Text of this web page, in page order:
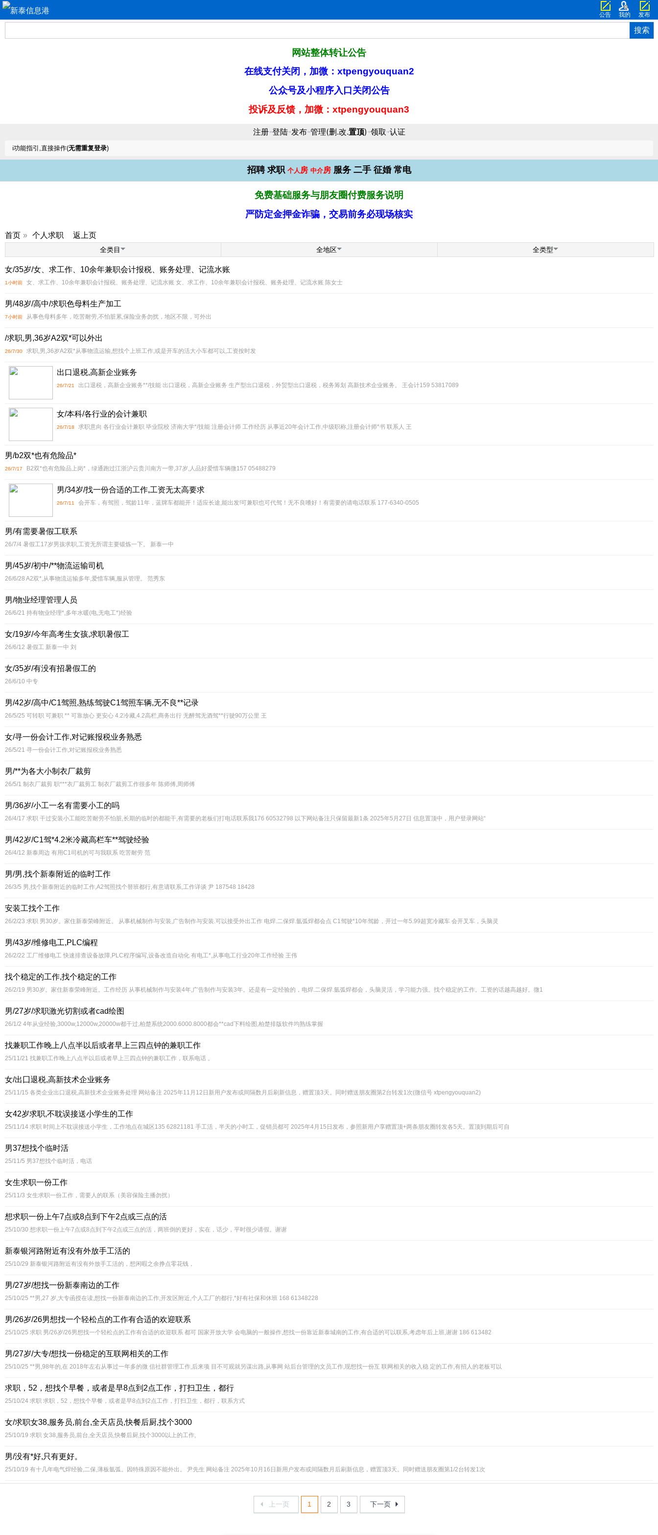
公告 我的 发布
搜索
网站整体转让公告
在线支付关闭，加微：xtpengyouquan2
公众号及小程序入口关闭公告
投诉及反馈，加微：xtpengyouquan3
注册➜登陆➜ 发布➜管理(删.改.置顶) ➜领取 ➜认证
ℹ️功能指引,直接操作(无需重复登录)
招聘 求职 个人 房 中介房 服务 二手 征婚 常电
免费基础服务与朋友圈付费服务说明
严防定金押金诈骗，交易前务必现场核实
首页 » 个人求职 返上页
全类目 全地区 全类型
女/35岁/女、求工作、10余年兼职会计报税、账务处理、记流水账
1小时前 女、求工作、10余年兼职会计报税、账务处理、记流水账 女、求工作、10余年兼职会计报税、账务处理、记流水账 陈女士
男/48岁/高中/求职色母料生产加工
7小时前 从事色母料多年，吃苦耐劳,不怕脏累,保险业务勿扰，地区不限，可外出
/求职,男,36岁A2双*可以外出
26/7/30 求职,男,36岁A2双*从事物流运输,想找个上班工作,或是开车的活大小车都可以,工资按时发
出口退税,高新企业账务
26/7/21 出口退税，高新企业账务**/技能 出口退税，高新企业账务 生产型出口退税，外贸型出口退税，税务筹划 高新技术企业账务。 王会计159 53817089
女/本科/各行业的会计兼职
26/7/18 求职意向 各行业会计兼职 毕业院校 济南大学*/技能 注册会计师 工作经历 从事近20年会计工作,中级职称,注册会计师*书 联系人 王
男/b2双*也有危险品*
26/7/17 B2双*也有危险品上岗*，绿通跑过江浙沪云贵川南方一带,37岁,人品好爱惜车辆微157 05488279
男/34岁/找一份合适的工作,工资无太高要求
26/7/11 会开车，有驾照，驾龄11年，蓝牌车都能开！适应长途,能出发!可兼职也可代驾！无不良嗜好！有需要的请电话联系 177-6340-0505
男/有需要暑假工联系
26/7/4 暑假工17岁男孩求职,工资无所谓主要锻炼一下。 新泰一中
男/45岁/初中/**物流运输司机
26/6/28 A2双*,从事物流运输多年,爱惜车辆,服从管理。 范秀东
男/物业经理管理人员
26/6/21 持有物业经理*,多年水暖(电,无电工*)经验
女/19岁/今年高考生女孩,求职暑假工
26/6/12 暑假工 新泰一中 刘
女/35岁/有没有招暑假工的
26/6/10 中专
男/42岁/高中/C1驾照,熟练驾驶C1驾照车辆,无不良**记录
26/5/25 可转职 可兼职 ** 可靠放心 更安心 4.2冷藏,4.2高栏,商务出行 无醉驾无酒驾**行驶90万公里 王
女/寻一份会计工作,对记账报税业务熟悉
26/5/21 寻一份会计工作,对记账报税业务熟悉
男/**为各大小制衣厂裁剪
26/5/1 制衣厂裁剪 职***衣厂裁剪工 制衣厂裁剪工作很多年 陈师傅,周师傅
男/36岁/小工一名有需要小工的吗
26/4/17 求职 干过安装小工能吃苦耐劳不怕脏,长期的临时的都能干,有需要的老板们打电话联系我176 60532798 以下网站备注只保留最新1条 2025年5月27日 信息置顶中，用户登录网站“
男/42岁/C1驾*4.2米冷藏高栏车**驾驶经验
26/4/12 新泰周边 有用C1司机的可与我联系 吃苦耐劳 范
男/男,找个新泰附近的临时工作
26/3/5 男,找个新泰附近的临时工作,A2驾照找个替班都行,有意请联系,工作详谈 尹 187548 18428
安装工找个工作
26/2/23 求职 男30岁。家住新泰荣峰附近。 从事机械制作与安装,广告制作与安装.可以接受外出工作 电焊.二保焊.氩弧焊都会点 C1驾驶*10年驾龄，开过一年5.99超宽冷藏车 会开叉车，头脑灵
男/43岁/维修电工,PLC编程
26/2/22 工厂维修电工 快速排查设备故障,PLC程序编写,设备改造自动化 有电工*,从事电工行业20年工作经验 王伟
找个稳定的工作,找个稳定的工作
26/2/19 男30岁。家住新泰荣峰附近。工作经历 从事机械制作与安装4年,广告制作与安装3年。还是有一定经验的，电焊.二保焊.氩弧焊都会，头脑灵活，学习能力强。找个稳定的工作。工资的话越高越好。微1
男/27岁/求职激光切割或者cad绘图
26/1/2 4年从业经验,3000w,12000w,20000w都干过,柏楚系统2000.6000.8000都会**cad下料绘图,柏楚排版软件均熟练掌握
找兼职工作晚上八点半以后或者早上三四点钟的兼职工作
25/11/21 找兼职工作晚上八点半以后或者早上三四点钟的兼职工作，联系电话 。
女/出囗退税,高新技术企业账务
25/11/15 各类企业出口退税,高新技术企业账务处理 网站备注 2025年11月12日新用户发布或间隔数月后刷新信息，赠置顶3天。同时赠送朋友圈第2台转发1次(微信号 xtpengyouquan2)
女42岁求职,不耽误接送小学生的工作
25/11/14 求职 时间上不耽误接送小学生，工作地点在城区135 62821181 手工活，半天的小时工，促销员都可 2025年4月15日发布，参照新用户享赠置顶+两条朋友圈转发各5天。置顶到期后可自
男37想找个临时活
25/11/5 男37想找个临时活，电话
女生求职一份工作
25/11/3 女生求职一份工作，需要人的联系（美容保险主播勿扰）
想求职一份上午7点或8点到下午2点或三点的活
25/10/30 想求职一份上午7点或8点到下午2点或三点的活，两班倒的更好，实在，话少，平时很少请假。谢谢
新泰银河路附近有没有外放手工活的
25/10/29 新泰银河路附近有没有外放手工活的，想闲暇之余挣点零花钱，
男/27岁/想找一份新泰南边的工作
25/10/25 **男,27 岁,大专函授在读,想找一份新泰南边的工作,开发区附近,个人工厂的都行,*好有社保和休班 168 61348228
男/26岁/26男想找一个轻松点的工作有合适的欢迎联系
25/10/25 求职 男/26岁/26男想找一个轻松点的工作有合适的欢迎联系 都可 国家开放大学 会电脑的一般操作,想找一份靠近新泰城南的工作,有合适的可以联系,考虑年后上班,谢谢 186 613482
男/27岁/大专/想找一份稳定的互联网相关的工作
25/10/25 **男,98年的,在 2018年左右从事过一年多的微 信社群管理工作,后来项 目不可观就另谋出路,从事网 站后台管理的文员工作,现想找一份互 联网相关的收入稳 定的工作,有招人的老板可以
求职，52，想找个早餐，或者是早8点到2点工作，打扫卫生，都行
25/10/24 求职 求职，52，想找个早餐，或者是早8点到2点工作，打扫卫生，都行，联系方式
女/求职女38,服务员,前台,全天店员,快餐后厨,找个3000
25/10/19 求职 女38,服务员,前台,全天店员,快餐后厨,找个3000以上的工作,
男/没有*好,只有更好。
25/10/19 有十几年电气焊经验,二保,薄板氩弧。因特殊原因不能外出。 尹先生 网站备注 2025年10月16日新用户发布或间隔数月后刷新信息，赠置顶3天。同时赠送朋友圈第1/2台转发1次
上一页 1 2 3 下一页